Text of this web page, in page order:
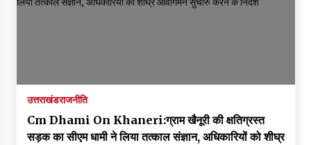
उत्तराखंडराजनीति
Cm Dhami On Khaneri:ग्राम खैनूरी की क्षतिग्रस्त
सड़क का सीएम धामी ने लिया तत्काल संज्ञान, अधिकारियों को शीघ्र